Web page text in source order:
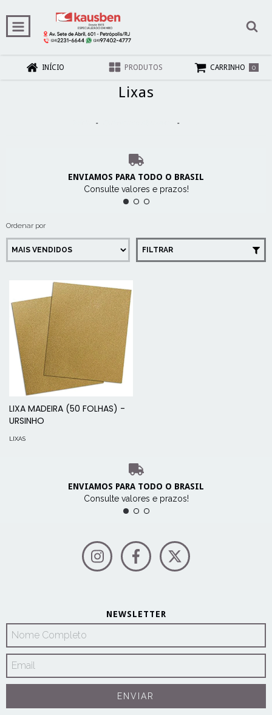
INÍCIO PRODUTOS CARRINHO 0
Lixas
- -
ENVIAMOS PARA TODO O BRASIL
Consulte valores e prazos!
Ordenar por
FILTRAR
LIXA MADEIRA (50 FOLHAS) -
URSINHO
LIXAS
ENVIAMOS PARA TODO O BRASIL
Consulte valores e prazos!
NEWSLETTER